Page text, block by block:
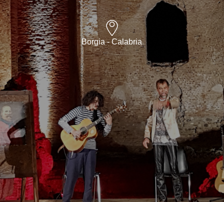
Borgia - Calabria